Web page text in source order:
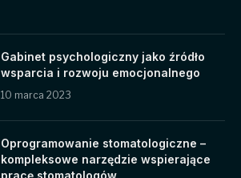
Gabinet psychologiczny jako źródło
wsparcia i rozwoju emocjonalnego
10 marca 2023
Oprogramowanie stomatologiczne –
kompleksowe narzędzie wspierające
pracę stomatologów